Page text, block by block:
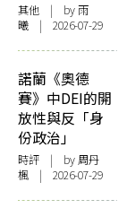
其他 | by 雨
曦 | 2026-07-29
諾蘭《奧德
賽》中DEI的開
放性與反「身
份政治」
時評 | by周丹
楓 | 2026-07-29